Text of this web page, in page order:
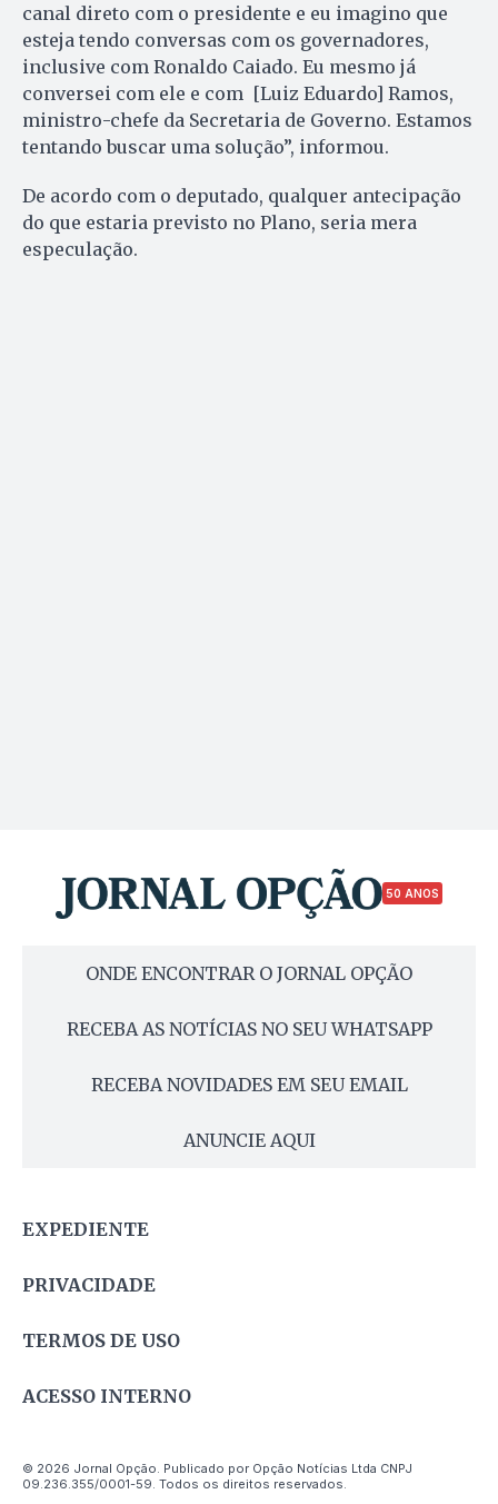
canal direto com o presidente e eu imagino que
esteja tendo conversas com os governadores,
inclusive com Ronaldo Caiado. Eu mesmo já
conversei com ele e com [Luiz Eduardo] Ramos,
ministro-chefe da Secretaria de Governo. Estamos
tentando buscar uma solução”, informou.
De acordo com o deputado, qualquer antecipação
do que estaria previsto no Plano, seria mera
especulação.
50 ANOS
ONDE ENCONTRAR O JORNAL OPÇÃO
RECEBA AS NOTÍCIAS NO SEU WHATSAPP
RECEBA NOVIDADES EM SEU EMAIL
ANUNCIE AQUI
EXPEDIENTE
PRIVACIDADE
TERMOS DE USO
ACESSO INTERNO
© 2026 Jornal Opção. Publicado por Opção Notícias Ltda CNPJ
09.236.355/0001-59. Todos os direitos reservados.